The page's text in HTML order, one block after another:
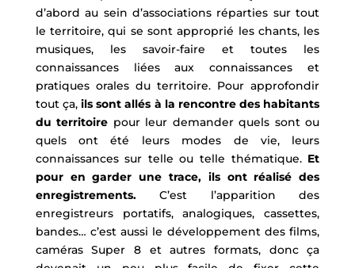
d’abord au sein d’associations réparties sur tout
le territoire, qui se sont approprié les chants, les
musiques, les savoir-faire et toutes les
connaissances liées aux connaissances et
pratiques orales du territoire. Pour approfondir
tout ça,ils sont allés à la rencontre des habitants
du territoire pour leur demander quels sont ou
quels ont été leurs modes de vie, leurs
connaissances sur telle ou telle thématique. Et
pour en garder une trace, ils ont réalisé des
enregistrements.C’est l’apparition des
enregistreurs portatifs, analogiques, cassettes,
bandes… c’est aussi le développement des films,
caméras Super 8 et autres formats, donc ça